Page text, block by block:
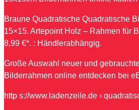
Braune Quadratische Quadratische
15×15. Artepoint Holz – Rahmen für
8,99 €*. : Händlerabhängig.
Große Auswahl neuer und
Bilderrahmen online entdecken bei
http s://www.ladenzeile.de ›